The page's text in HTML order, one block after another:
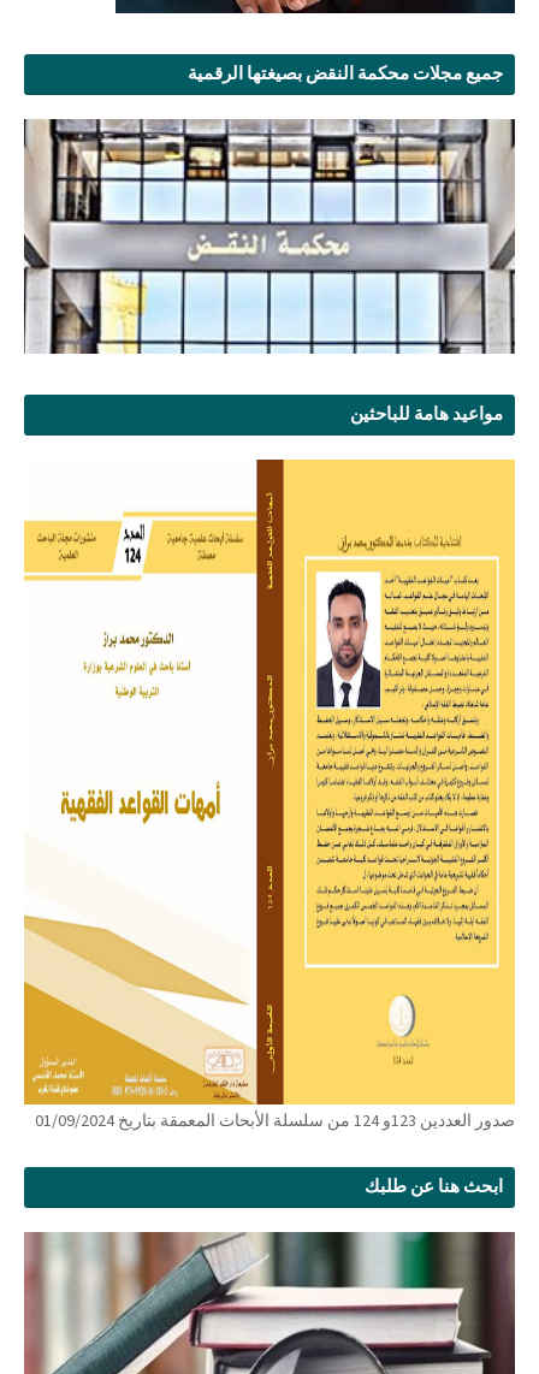
جميع مجلات محكمة النقض بصيغتها الرقمية
مواعيد هامة للباحثين
صدور العددين 123و 124 من سلسلة الأبحاث المعمقة بتاريخ 01/09/2024
ابحث هنا عن طلبك